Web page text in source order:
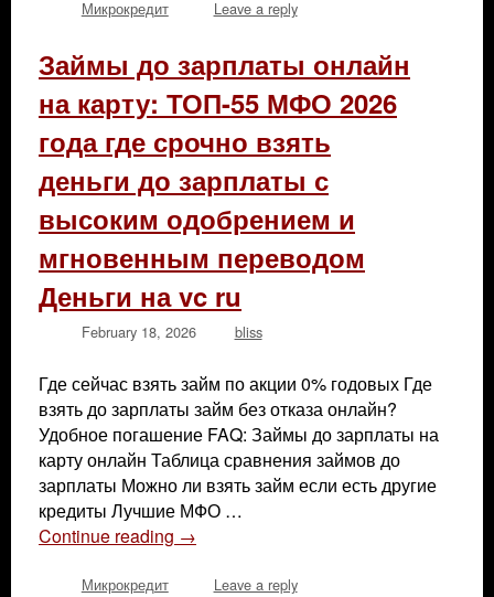
Микрокредит Leave a reply
Займы до зарплаты онлайн
на карту: ТОП-55 МФО 2026
года где срочно взять
деньги до зарплаты с
высоким одобрением и
мгновенным переводом
Деньги на vc ru
February 18, 2026 bliss
Где сейчас взять займ по акции 0% годовых Где
взять до зарплаты займ без отказа онлайн?
Удобное погашение FAQ: Займы до зарплаты на
карту онлайн Таблица сравнения займов до
зарплаты Можно ли взять займ если есть другие
кредиты Лучшие МФО …
Continue reading →
Микрокредит Leave a reply